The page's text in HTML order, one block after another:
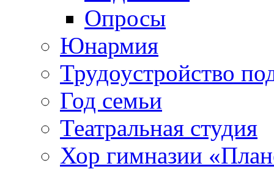
Опросы
Юнармия
Трудоустройство
Год семьи
Театральная студия
Хор гимназии